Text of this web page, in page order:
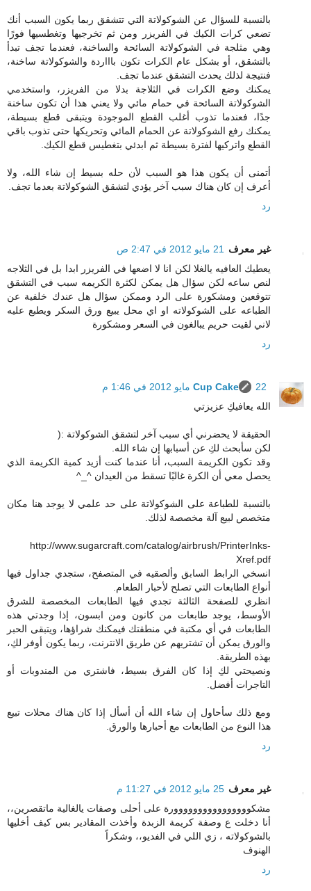
بالنسبة للسؤال عن الشوكولاتة التي تتشقق ربما يكون السبب أنك
تضعي كرات الكيك في الفريزر ومن ثم تخرجيها وتغطسيها فورًا
وهي مثلجة في الشوكولاتة السائحة والساخنة، فعندما تجف تبدأ
بالتشقق، أو بشكل عام الكرات تكون باااردة والشوكولاتة ساخنة،
فنتيجة لذلك يحدث التشقق عندما تجف.
يمكنك وضع الكرات في الثلاجة بدلا من الفريزر، واستخدمي
الشوكولاتة السائحة في حمام مائي ولا يعني هذا أن تكون ساخنة
جدًا، فعندما تذوب أغلب القطع الموجودة ويتبقى قطع بسيطة،
يمكنك رفع الشوكولاتة عن الحمام المائي وتحريكها حتى تذوب باقي
القطع واتركيها لفترة بسيطة ثم ابدئي بتغطيس قطع الكيك.
أتمنى أن يكون هذا هو السبب لأن حله بسيط إن شاء الله، ولا
أعرف إن كان هناك سبب آخر يؤدي لتشقق الشوكولاتة بعدما تجف.
رد
غير معرف 21 مايو 2012 في 2:47 ص
يعطيك العافيه يالغلا لكن انا لا اضعها في الفريزر ابدا بل في الثلاجه
لنص ساعه لكن سؤال هل يمكن لكثرة الكريمه سبب في التشقق
تتوقعين ومشكورة على الرد وممكن سؤال هل عندك خلفية عن
الطباعه على الشوكولاته او اي محل يبيع ورق السكر ويطبع عليه
لاني لقيت حريم يبالغون في السعر ومشكورة
رد
Cup Cake
22 مايو 2012 في 1:46 م
الله يعافيكِ عزيزتي
الحقيقة لا يحضرني أي سبب آخر لتشقق الشوكولاتة :(
لكن سأبحث لكِ عن أسبابها إن شاء الله.
وقد تكون الكريمة السبب، أنا عندما كنت أزيد كمية الكريمة الذي
يحصل معي أن الكرة غالبًا تسقط من العيدان ^_^
بالنسبة للطباعة على الشوكولاتة على حد علمي لا يوجد هنا مكان
متخصص لبيع آلة مخصصة لذلك.
http://www.sugarcraft.com/catalog/airbrush/PrinterInks-
Xref.pdf
انسخي الرابط السابق وألصقيه في المتصفح، ستجدي جداول فيها
أنواع الطابعات التي تصلح لأحبار الطعام.
انظري للصفحة الثالثة تجدي فيها الطابعات المخصصة للشرق
الأوسط، يوجد طابعات من كانون ومن ابسون، إذا وجدتي هذه
الطابعات في أي مكتبة في منطقتك فيمكنك شراؤها، ويتبقى الحبر
والورق يمكن أن تشتريهم عن طريق الانترنت، ربما يكون أوفر لكِ،
بهذه الطريقة.
ونصيحتي لكِ إذا كان الفرق بسيط، فاشتري من المندوبات أو
التاجرات أفضل.
ومع ذلك سأحاول إن شاء الله أن أسأل إذا كان هناك محلات تبيع
هذا النوع من الطابعات مع أحبارها والورق.
رد
غير معرف 25 مايو 2012 في 11:27 م
مشكوووووووووووووووورة على أحلى وصفات يالغالية ماتقصرين،،
أنا دخلت ع وصفة كريمة الزبدة وأخذت المقادير بس كيف أخليها
بالشوكولاته ، زي اللي في الفديو،، وشكراً
الهنوف
رد